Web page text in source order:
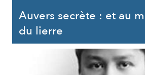
Auvers secrète : et au
du lierre